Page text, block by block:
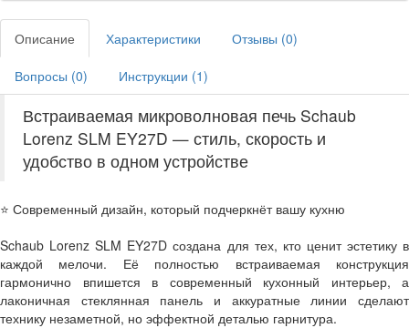
Описание Характеристики Отзывы (0)
Вопросы (0) Инструкции (1)
Встраиваемая микроволновая печь Schaub
Lorenz SLM EY27D — стиль, скорость и
удобство в одном устройстве
⭐ Современный дизайн, который подчеркнёт вашу кухню
Schaub Lorenz SLM EY27D создана для тех, кто ценит эстетику в
каждой мелочи. Её полностью встраиваемая конструкция
гармонично впишется в современный кухонный интерьер, а
лаконичная стеклянная панель и аккуратные линии сделают
технику незаметной, но эффектной деталью гарнитура.